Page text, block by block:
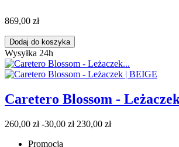
869,00 zł
Dodaj do koszyka
Wysyłka 24h
Caretero Blossom -
260,00 zł -30,00 zł 230,00 zł
Promocja